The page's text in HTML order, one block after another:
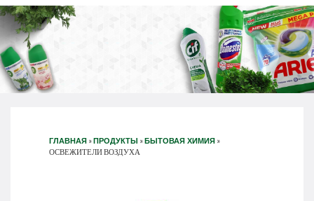
ГЛАВНАЯ » ПРОДУКТЫ » БЫТОВАЯ ХИМИЯ »
ОСВЕЖИТЕЛИ ВОЗДУХА